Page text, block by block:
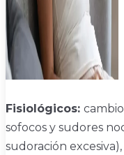
Fisiológicos:
sofocos y sudores
sudoración